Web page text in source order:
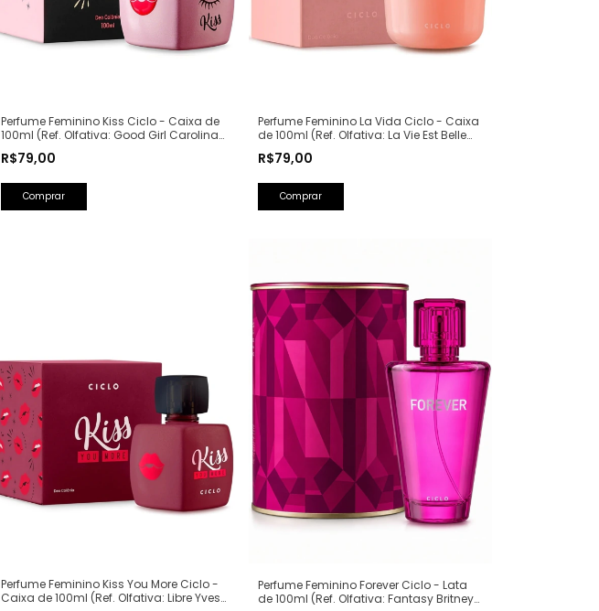
Perfume Feminino Kiss Ciclo - Caixa de
100ml (Ref. Olfativa: Good Girl Carolina
R$79,00
Perfume Feminino La Vida Ciclo - Caixa
de 100ml (Ref. Olfativa: La Vie Est Belle
R$79,00
Perfume Feminino Kiss You More Ciclo -
Caixa de 100ml (Ref. Olfativa: Libre Yves
Perfume Feminino Forever Ciclo - Lata
de 100ml (Ref. Olfativa: Fantasy Britney